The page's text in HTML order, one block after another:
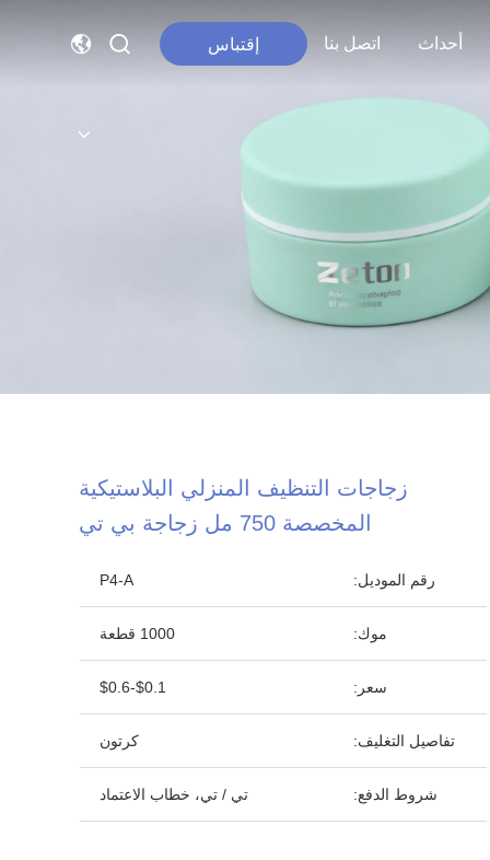
أحداث اتصل بنا إقتباس
زجاجات التنظيف المنزلي البلاستيكية
المخصصة 750 مل زجاجة بي تي
رقم الموديل: P4-A
موك: 1000 قطعة
سعر: $0.1-$0.6
تفاصيل التغليف: كرتون
شروط الدفع: تي / تي، خطاب الاعتماد